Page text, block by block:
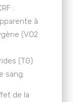
:
à
(VO2
(TG)
sang.
de la